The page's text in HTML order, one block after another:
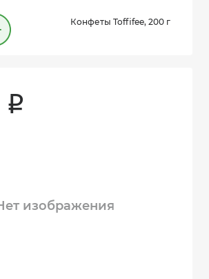
Конфеты Toffifee, 200 г
i
изображения